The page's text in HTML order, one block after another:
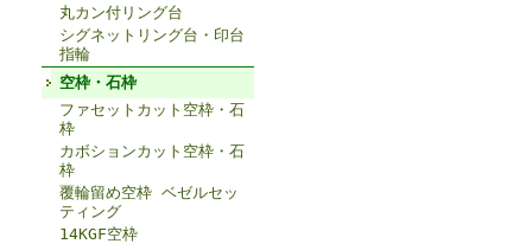
丸カン付リング台
シグネットリング台・印台
指輪
空枠・石枠
ファセットカット空枠・石
枠
カボションカット空枠・石
枠
覆輪留め空枠 ベゼルセッ
ティング
14KGF空枠